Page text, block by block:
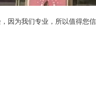
因为我们专业，所以值得您信